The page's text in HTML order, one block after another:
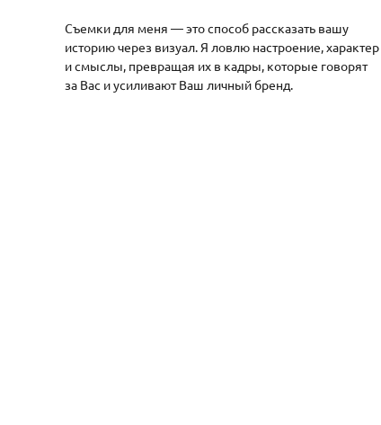
Съемки для меня — это способ рассказать вашу
историю через визуал. Я ловлю настроение, характер
и смыслы, превращая их в кадры, которые говорят
за Вас и усиливают Ваш личный бренд.